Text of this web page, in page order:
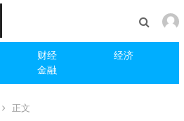
财经
经济
金融
正文